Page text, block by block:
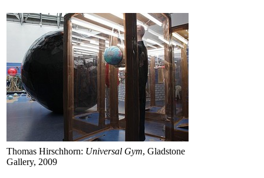
Thomas Hirschhorn: Universal Gym, Gladstone
Gallery, 2009